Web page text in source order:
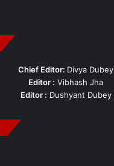
Chief Editor: Divya Dubey
Editor : Vibhash Jha
Editor : Dushyant Dubey